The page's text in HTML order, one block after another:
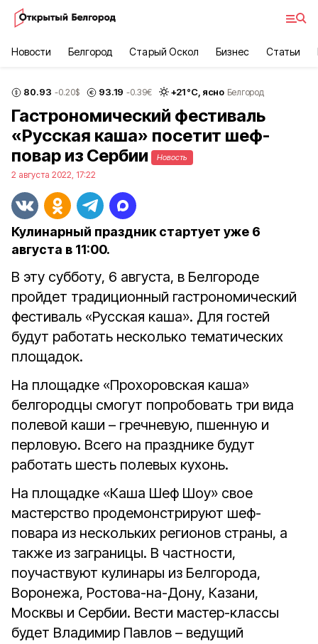
Новости Белгород Старый Оскол Бизнес Статьи
80.93 -0.20$ 93.19 -0.39€ +21°С, ясно Белгород
Гастрономический фестиваль
«Русская каша» посетит шеф-
повар из Сербии
Новость
2 августа 2022, 17:22
Кулинарный праздник стартует уже 6
августа в 11:00.
В эту субботу, 6 августа, в Белгороде
пройдет традиционный гастрономический
фестиваль «Русская каша». Для гостей
будут работать несколько тематических
площадок.
На площадке «Прохоровская каша»
белгородцы смогут попробовать три вида
полевой каши – гречневую, пшенную и
перловую. Всего на празднике будут
работать шесть полевых кухонь.
На площадке «Каша Шеф Шоу» свое
мастерство продемонстрируют шеф-
повара из нескольких регионов страны, а
также из заграницы. В частности,
поучаствуют кулинары из Белгорода,
Воронежа, Ростова-на-Дону, Казани,
Москвы и Сербии. Вести мастер-классы
будет Владимир Павлов – ведущий